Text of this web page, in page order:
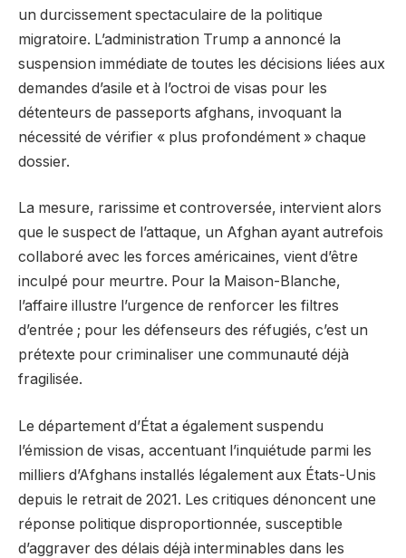
un durcissement spectaculaire de la politique
migratoire. L’administration Trump a annoncé la
suspension immédiate de toutes les décisions liées aux
demandes d’asile et à l’octroi de visas pour les
détenteurs de passeports afghans, invoquant la
nécessité de vérifier « plus profondément » chaque
dossier.
La mesure, rarissime et controversée, intervient alors
que le suspect de l’attaque, un Afghan ayant autrefois
collaboré avec les forces américaines, vient d’être
inculpé pour meurtre. Pour la Maison-Blanche,
l’affaire illustre l’urgence de renforcer les filtres
d’entrée ; pour les défenseurs des réfugiés, c’est un
prétexte pour criminaliser une communauté déjà
fragilisée.
Le département d’État a également suspendu
l’émission de visas, accentuant l’inquiétude parmi les
milliers d’Afghans installés légalement aux États-Unis
depuis le retrait de 2021. Les critiques dénoncent une
réponse politique disproportionnée, susceptible
d’aggraver des délais déjà interminables dans les